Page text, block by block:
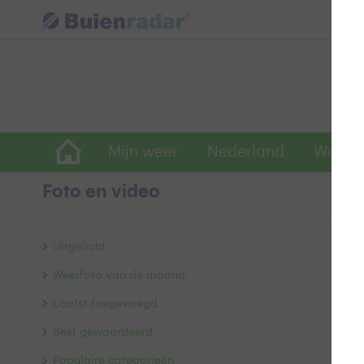
Mijn weer Nederland
Foto en video
Uitgelicht
Weerfoto van de maand
Laatst toegevoegd
Best gewaardeerd
Populaire categorieën